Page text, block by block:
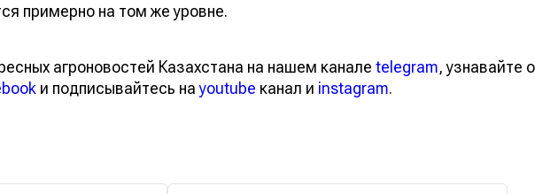
примерно на том же уровне.
агроновостей Казахстана на нашем канале telegram, узнавайте о
и подписывайтесь наyoutube канал и instagram.